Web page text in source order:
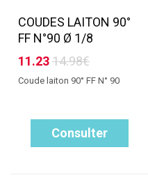
COUDES LAITON 90°
FF N°90 Ø 1/8
11.2314.98€
Coude laiton 90° FF N° 90
Consulter